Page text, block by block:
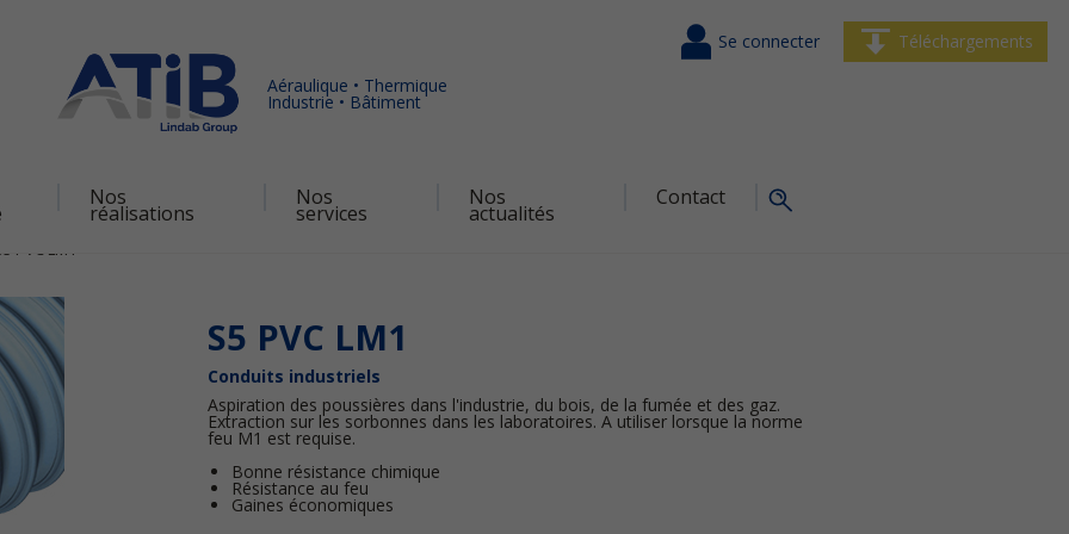
Aéraulique • Thermique
Industrie • Bâtiment
Nos
réalisations
Nos
services
Nos
actualités
Contact
Se connecter Téléchargements
PVC LM1
S5 PVC LM1
Conduits industriels
Aspiration des poussières dans l'industrie, du bois, de la fumée et des gaz.
Extraction sur les sorbonnes dans les laboratoires. A utiliser lorsque la norme
feu M1 est requise.
Bonne résistance chimique
Résistance au feu
Gaines économiques